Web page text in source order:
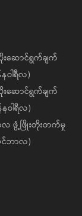
ဆောင်ရွက်ချက်
ဝါရီလ)
ဆောင်ရွက်ချက်
နဝါရီလ)
လ ဖွံ့ဖြိုးတိုးတက်မှု
င်ဘာလ)